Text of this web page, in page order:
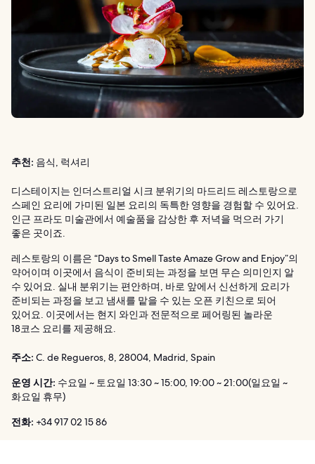
추천: 음식, 럭셔리
디스테이지는 인더스트리얼 시크 분위기의 마드리드 레스토랑으로
스페인 요리에 가미된 일본 요리의 독특한 영향을 경험할 수 있어요.
인근 프라도 미술관에서 예술품을 감상한 후 저녁을 먹으러 가기
좋은 곳이죠.
레스토랑의 이름은 “Days to Smell Taste Amaze Grow and Enjoy”의
약어이며 이곳에서 음식이 준비되는 과정을 보면 무슨 의미인지 알
수 있어요. 실내 분위기는 편안하며, 바로 앞에서 신선하게 요리가
준비되는 과정을 보고 냄새를 맡을 수 있는 오픈 키친으로 되어
있어요. 이곳에서는 현지 와인과 전문적으로 페어링된 놀라운
18코스 요리를 제공해요.
주소: C. de Regueros, 8, 28004, Madrid, Spain
운영 시간: 수요일 ~ 토요일 13:30 ~ 15:00, 19:00 ~ 21:00(일요일 ~
화요일 휴무)
전화: +34 917 02 15 86